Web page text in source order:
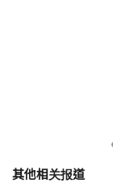
其他相关报道